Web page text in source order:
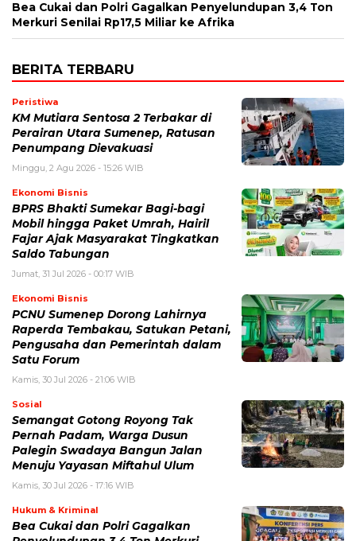
Bea Cukai dan Polri Gagalkan Penyelundupan 3,4 Ton
Merkuri Senilai Rp17,5 Miliar ke Afrika
BERITA TERBARU
Peristiwa
KM Mutiara Sentosa 2 Terbakar di
Perairan Utara Sumenep, Ratusan
Penumpang Dievakuasi
Minggu, 2 Agu 2026 - 15:26 WIB
Ekonomi Bisnis
BPRS Bhakti Sumekar Bagi-bagi
Mobil hingga Paket Umrah, Hairil
Fajar Ajak Masyarakat Tingkatkan
Saldo Tabungan
Jumat, 31 Jul 2026 - 00:17 WIB
Ekonomi Bisnis
PCNU Sumenep Dorong Lahirnya
Raperda Tembakau, Satukan Petani,
Pengusaha dan Pemerintah dalam
Satu Forum
Kamis, 30 Jul 2026 - 21:06 WIB
Sosial
Semangat Gotong Royong Tak
Pernah Padam, Warga Dusun
Palegin Swadaya Bangun Jalan
Menuju Yayasan Miftahul Ulum
Kamis, 30 Jul 2026 - 17:16 WIB
Hukum & Kriminal
Bea Cukai dan Polri Gagalkan